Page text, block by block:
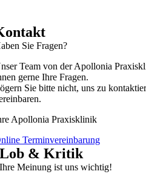
Sie Fragen?
Team von der Apollonia
gerne Ihre Fragen.
Sie bitte nicht, uns zu
Apollonia Praxisklinik
Terminvereinbarung
Lob & Kritik
Ihre Meinung ist uns wichtig!